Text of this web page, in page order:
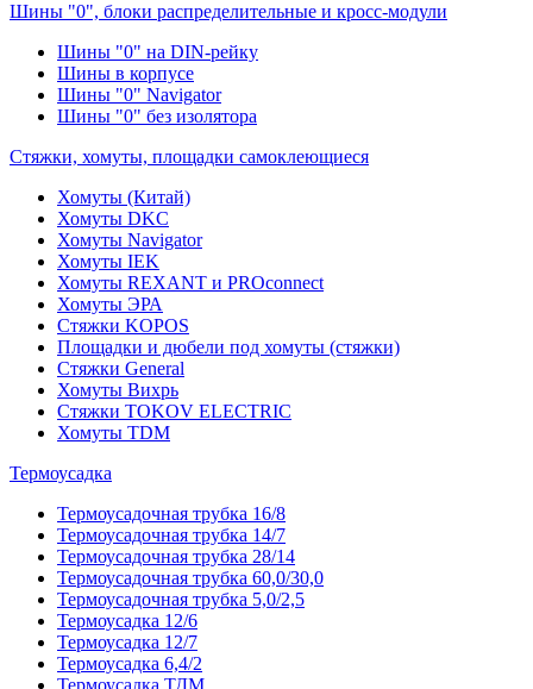
Шины "0", блоки распределительные и кросс-модули
Шины "0" на DIN-рейку
Шины в корпусе
Шины "0" Navigator
Шины "0" без изолятора
Стяжки, хомуты, площадки самоклеющиеся
Хомуты (Китай)
Хомуты DKC
Хомуты Navigator
Хомуты IEK
Хомуты REXANT и PROconnect
Хомуты ЭРА
Стяжки KOPOS
Площадки и дюбели под хомуты (стяжки)
Стяжки General
Хомуты Вихрь
Стяжки TOKOV ELECTRIC
Хомуты TDM
Термоусадка
Термоусадочная трубка 16/8
Термоусадочная трубка 14/7
Термоусадочная трубка 28/14
Термоусадочная трубка 60,0/30,0
Термоусадочная трубка 5,0/2,5
Термоусадка 12/6
Термоусадка 12/7
Термоусадка 6,4/2
Термоусадка ТДМ